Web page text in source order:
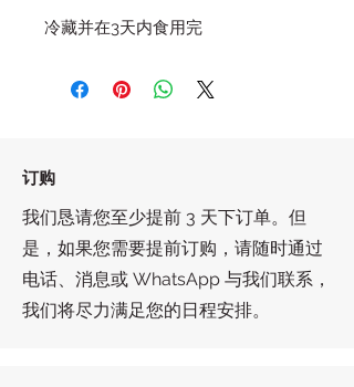
冷藏并在3天内食用完
订购
我们恳请您至少提前 3 天下订单。但
是，如果您需要提前订购，请随时通过
电话、消息或 WhatsApp 与我们联系，
我们将尽力满足您的日程安排。